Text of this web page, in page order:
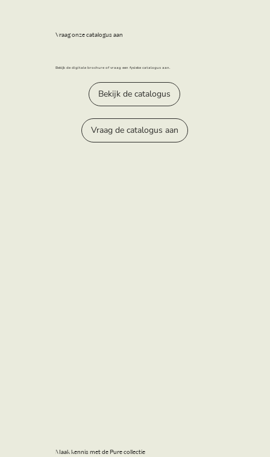
Vraag onze catalogus aan
Bekijk de digitale brochure of vraag een fysieke catalogus aan.
Bekijk de catalogus
Vraag de catalogus aan
Maak kennis met de Pure collectie